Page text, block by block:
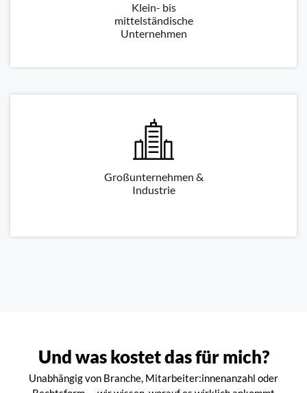
Klein- bis
mittelständische
Unternehmen
Großunternehmen &
Industrie
Und was kostet das für mich?
Unabhängig von Branche, Mitarbeiter:innenanzahl oder